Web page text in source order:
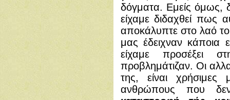
δόγματα. Εμείς όμως,
είχαμε διδαχθεί πως
αποκάλυπτε στο λαό
μας έδειχναν κάποια
είχαμε προσέξει
προβλημάτιζαν. Οι
της, είναι
ανθρώπους που